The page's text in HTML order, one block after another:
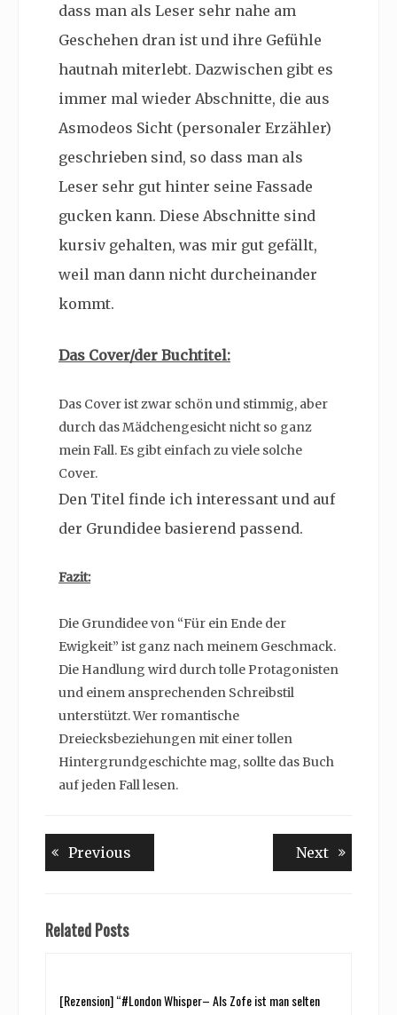
dass man als Leser sehr nahe am
Geschehen dran ist und ihre Gefühle
hautnah miterlebt. Dazwischen gibt es
immer mal wieder Abschnitte, die aus
Asmodeos Sicht (personaler Erzähler)
geschrieben sind, so dass man als
Leser sehr gut hinter seine Fassade
gucken kann. Diese Abschnitte sind
kursiv gehalten, was mir gut gefällt,
weil man dann nicht durcheinander
kommt.
Das Cover/der Buchtitel:
Das Cover ist zwar schön und stimmig, aber
durch das Mädchengesicht nicht so ganz
mein Fall. Es gibt einfach zu viele solche
Cover.
Den Titel finde ich interessant und auf
der Grundidee basierend passend.
Fazit:
Die Grundidee von “Für ein Ende der
Ewigkeit” ist ganz nach meinem Geschmack.
Die Handlung wird durch tolle Protagonisten
und einem ansprechenden Schreibstil
unterstützt. Wer romantische
Dreiecksbeziehungen mit einer tollen
Hintergrundgeschichte mag, sollte das Buch
auf jeden Fall lesen.
Beitragsnavigation
Previous NextNext
Related Posts
[Rezension] “#London Whisper– Als Zofe ist man selten